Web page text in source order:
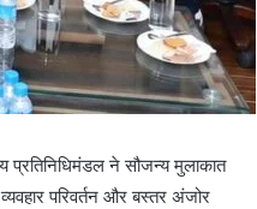
प्रतिनिधिमंडल ने सौजन्य मुलाकात
परिवर्तन और बस्तर अंजोर